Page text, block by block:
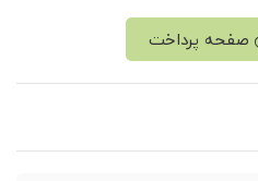
صفحه پرداخت